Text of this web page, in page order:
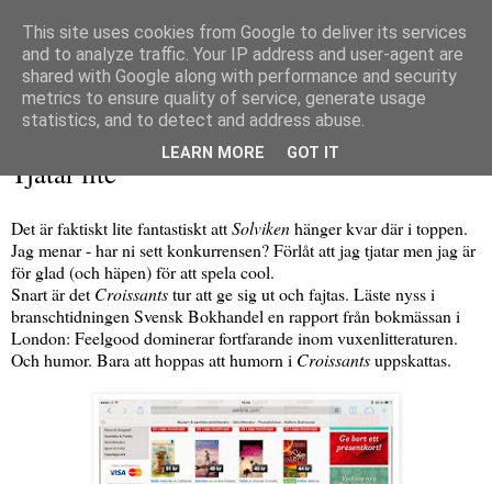
Tjatar lite
Det är faktiskt lite fantastiskt attSolvikenhänger kvar där i toppen.
Jag menar - har ni sett konkurrensen? Förlåt att jag tjatar men jag är
för glad (och häpen) för att spela cool.
Snart är det Croissantstur att ge sig ut och fajtas. Läste nyss i
branschtidningen Svensk Bokhandel en rapport från bokmässan i
London: Feelgood dominerar fortfarande inom vuxenlitteraturen.
Och humor. Bara att hoppas att humorn i Croissantsuppskattas.
This site uses cookies from Google to deliver its services
and to analyze traffic. Your IP address and user-agent are
shared with Google along with performance and security
metrics to ensure quality of service, generate usage
statistics, and to detect and address abuse.
LEARN MORE GOT IT